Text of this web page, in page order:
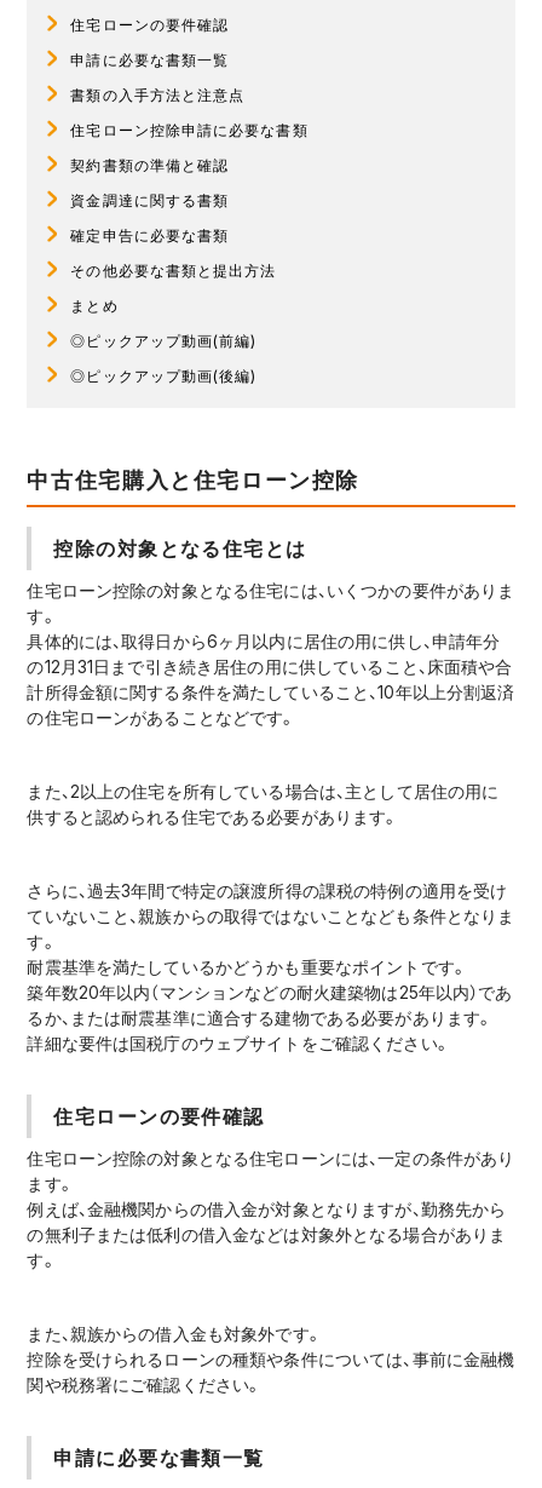
住宅ローンの要件確認
申請に必要な書類一覧
書類の入手方法と注意点
住宅ローン控除申請に必要な書類
契約書類の準備と確認
資金調達に関する書類
確定申告に必要な書類
その他必要な書類と提出方法
まとめ
◎ピックアップ動画(前編)
◎ピックアップ動画(後編)
中古住宅購入と住宅ローン控除
控除の対象となる住宅とは
住宅ローン控除の対象となる住宅には、いくつかの要件がありま
す。
具体的には、取得日から6ヶ月以内に居住の用に供し、申請年分
の12月31日まで引き続き居住の用に供していること、床面積や合
計所得金額に関する条件を満たしていること、10年以上分割返済
の住宅ローンがあることなどです。
また、2以上の住宅を所有している場合は、主として居住の用に
供すると認められる住宅である必要があります。
さらに、過去3年間で特定の譲渡所得の課税の特例の適用を受け
ていないこと、親族からの取得ではないことなども条件となりま
す。
耐震基準を満たしているかどうかも重要なポイントです。
築年数20年以内（マンションなどの耐火建築物は25年以内）であ
るか、または耐震基準に適合する建物である必要があります。
詳細な要件は国税庁のウェブサイトをご確認ください。
住宅ローンの要件確認
住宅ローン控除の対象となる住宅ローンには、一定の条件があり
ます。
例えば、金融機関からの借入金が対象となりますが、勤務先から
の無利子または低利の借入金などは対象外となる場合がありま
す。
また、親族からの借入金も対象外です。
控除を受けられるローンの種類や条件については、事前に金融機
関や税務署にご確認ください。
申請に必要な書類一覧